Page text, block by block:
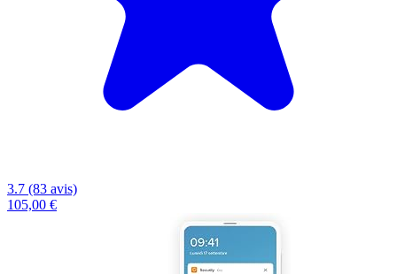
3.7 (83 avis)
105,00 €